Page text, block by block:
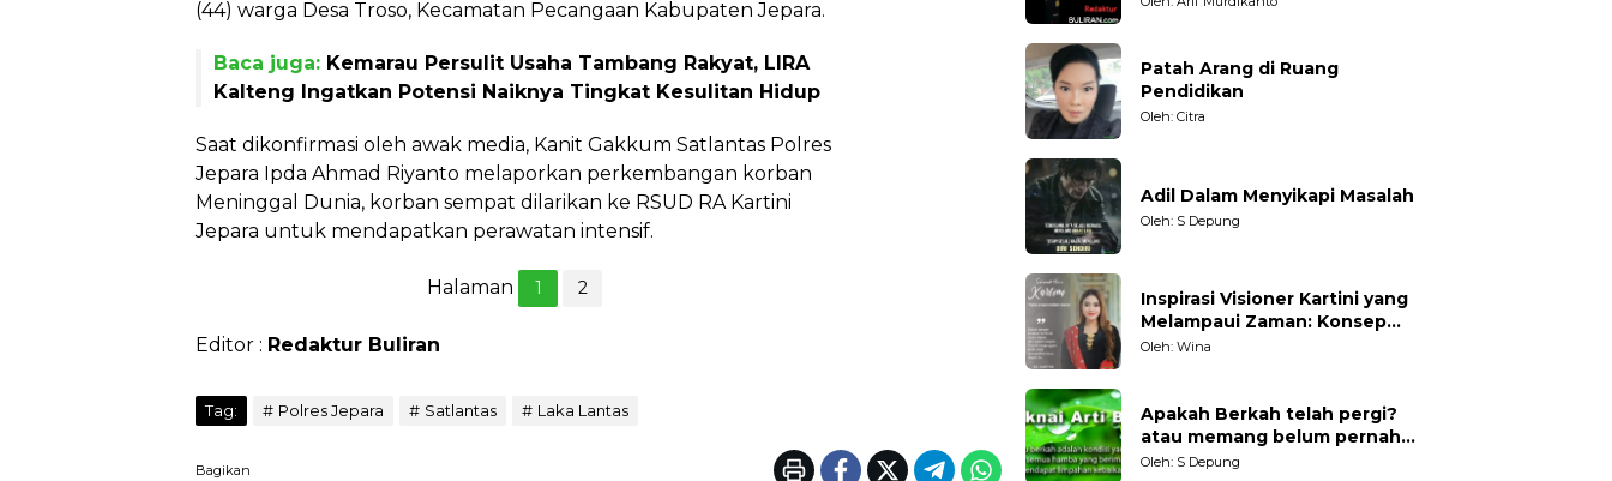
(44) warga Desa Troso, Kecamatan Pecangaan Kabupaten Jepara.
Baca juga: Kemarau Persulit Usaha Tambang Rakyat, LIRA
Kalteng Ingatkan Potensi Naiknya Tingkat Kesulitan Hidup
Saat dikonfirmasi oleh awak media, Kanit Gakkum Satlantas Polres
Jepara Ipda Ahmad Riyanto melaporkan perkembangan korban
Meninggal Dunia, korban sempat dilarikan ke RSUD RA Kartini
Jepara untuk mendapatkan perawatan intensif.
Halaman 1 2
Editor : Redaktur Buliran
Tag: Polres Jepara Satlantas Laka Lantas
Bagikan
Patah Arang di Ruang
Pendidikan
Oleh: Citra
Adil Dalam Menyikapi Masalah
Oleh: S Depung
Inspirasi Visioner Kartini yang
Melampaui Zaman: Konsep
Kecakapan Hidup bagi
Oleh: Wina
Apakah Berkah telah pergi?
atau memang belum pernah
datang?
Oleh: S Depung